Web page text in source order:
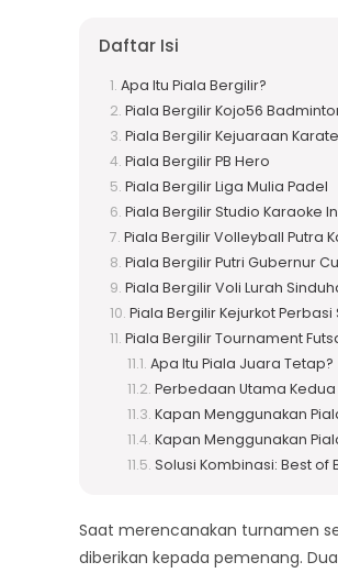
Daftar Isi
Apa Itu Piala Bergilir?
Piala Bergilir Kojo56
Piala Bergilir Kejuaraan
Piala Bergilir PB Hero
Piala Bergilir Liga Mulia Padel
Piala Bergilir Studio Karaoke
Piala Bergilir Volleyball Putra
Piala Bergilir Putri Gubernur
Piala Bergilir Voli Lurah
Piala Bergilir Kejurkot
Piala Bergilir Tournament
Apa Itu Piala Juara Tetap?
Perbedaan Utama Kedua
Kapan Menggunakan
Kapan Menggunakan
Solusi Kombinasi: Best of
Saat merencanakan turnamen
diberikan kepada pemenang.